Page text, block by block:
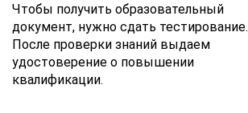
Чтобы получить образовательный
документ, нужно сдать тестирование.
После проверки знаний выдаем
удостоверение о повышении
квалификации.